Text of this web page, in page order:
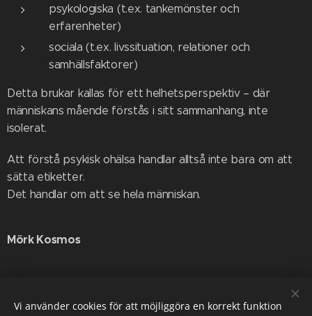
psykologiska (t.ex. tankemönster och
erfarenheter)
sociala (t.ex. livssituation, relationer och
samhällsfaktorer)
Detta brukar kallas för ett helhetsperspektiv – där
människans mående förstås i sitt sammanhang, inte
isolerat.
Att förstå psykisk ohälsa handlar alltså inte bara om att
sätta etiketter.
Det handlar om att se hela människan.
Mörk Kosmos
Vi använder cookies för att möjliggöra en korrekt funktion